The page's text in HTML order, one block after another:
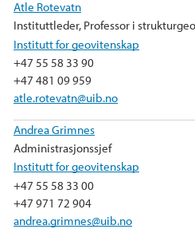
Atle Rotevatn
Instituttleder, Professor i
Institutt for geovitenskap
+47 55 58 33 90
+47 481 09 959
atle.rotevatn@uib.no
Andrea Grimnes
Administrasjonssjef
Institutt for geovitenskap
+47 55 58 33 00
+47 971 72 904
andrea.grimnes@uib.no